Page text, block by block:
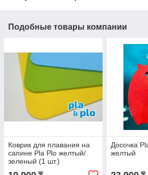
Подобные товары компании
Коврик для плавания на
сапине Pla Plo желтый/
зеленый (1 шт.)
Досочка
желтый